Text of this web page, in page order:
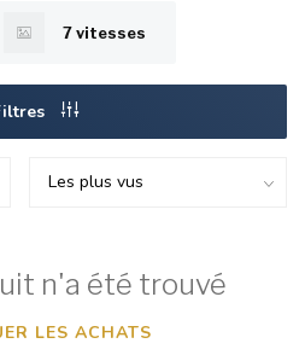
7 vitesses
n'a été trouvé
LES ACHATS